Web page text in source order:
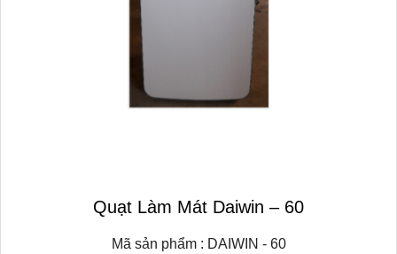
Quạt Làm Mát Daiwin – 60
Mã sản phẩm : DAIWIN - 60